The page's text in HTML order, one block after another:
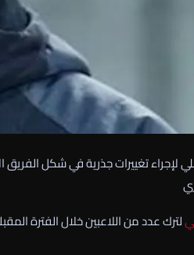
لإجراء تغييرات جذرية في شكل
لترك عدد من اللاعبين خلال الفترة